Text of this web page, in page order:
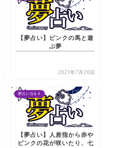
【夢占い】ピンクの馬と遊
ぶ夢
2021年7月20日
夢占いＱ＆Ａ
【夢占い】人差指から赤や
ピンクの花が咲いたり、七